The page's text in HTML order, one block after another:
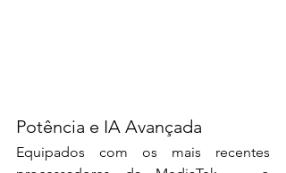
Potência e IA Avançada
Equipados com os mais recentes